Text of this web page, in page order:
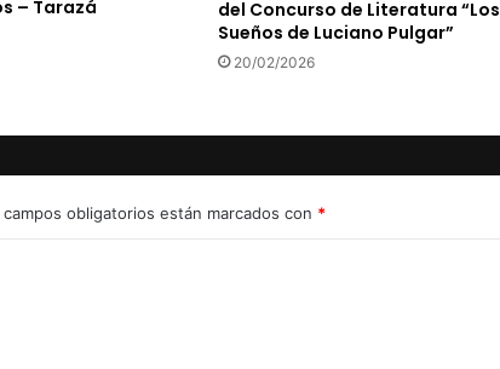
– Tarazá
del Concurso de Literatura “Los
Sueños de Luciano Pulgar”
20/02/2026
campos obligatorios están marcados con *